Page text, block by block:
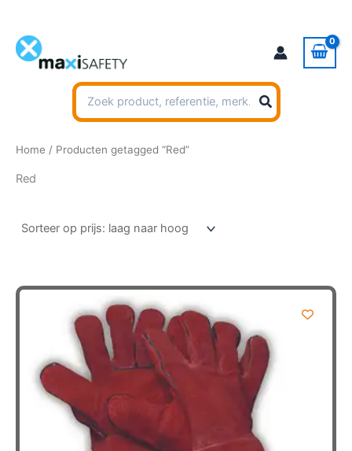
inhoud
Zoeken
naar:
Home / Producten getagged “Red”
Red